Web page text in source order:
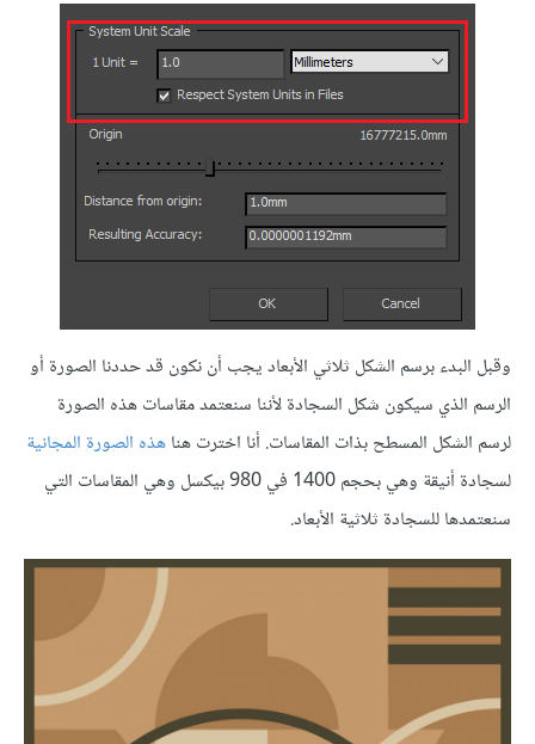
وقبل البدء برسم الشكل ثلاثي الأبعاد يجب أن نكون قد حددنا الصورة أو
الرسم الذي سيكون شكل السجادة لأننا سنعتمد مقاسات هذه الصورة
لرسم الشكل المسطح بذات المقاسات. أنا اخترت هناهذه الصورة المجانية
لسجادة أنيقة وهي بحجم 1400 في 980 بيكسل وهي المقاسات التي
سنعتمدها للسجادة ثلاثية الأبعاد.